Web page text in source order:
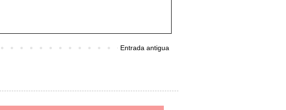
Entrada antigua